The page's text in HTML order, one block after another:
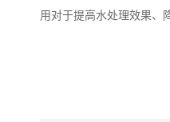
用对于提高水处理效果、